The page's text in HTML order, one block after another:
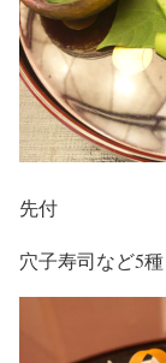
先付
穴子寿司など5種